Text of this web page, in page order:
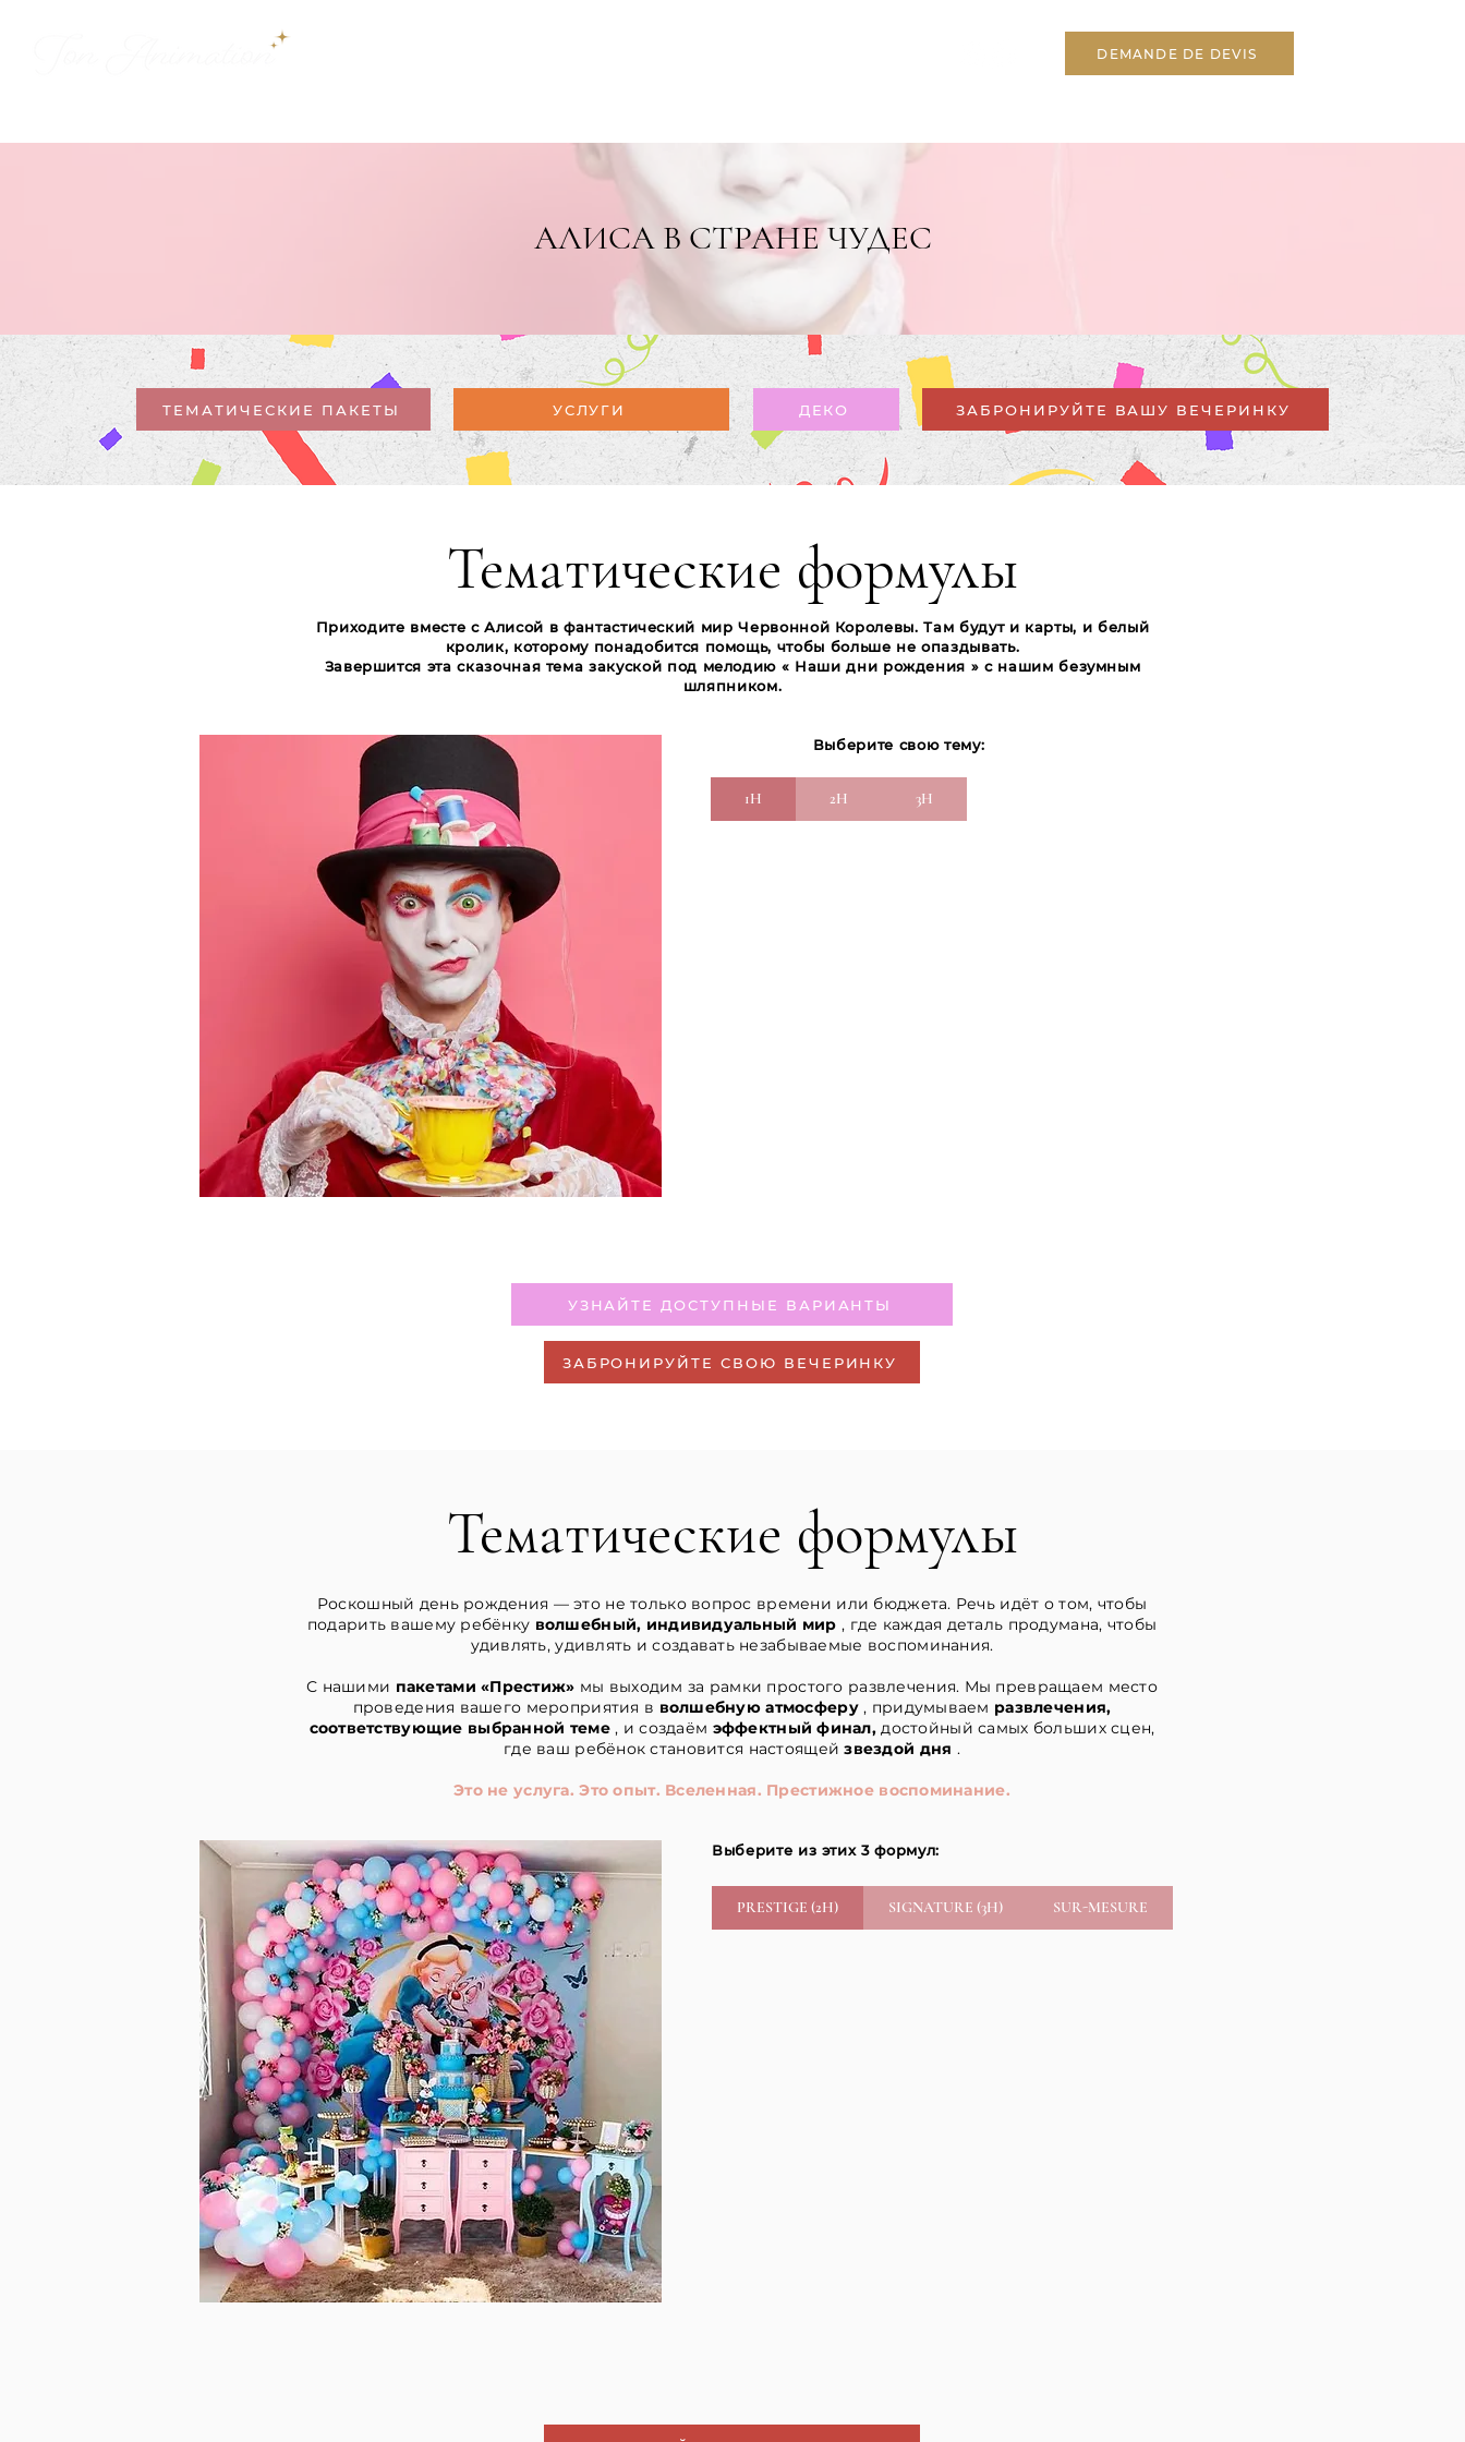
DEMANDE DE DEVIS
АЛИСА В СТРАНЕ ЧУДЕС
ТЕМАТИЧЕСКИЕ ПАКЕТЫ УСЛУГИ ДЕКО ЗАБРОНИРУЙТЕ ВАШУ ВЕЧЕРИНКУ
Тематические формулы
Приходите вместе с Алисой в фантастический мир Червонной Королевы. Там будут и карты, и белый
кролик, которому понадобится помощь, чтобы больше не опаздывать.
Завершится эта сказочная тема закуской под мелодию « Наши дни рождения » с нашим безумным
шляпником.
Выберите свою тему:
1H 2H 3H
УЗНАЙТЕ ДОСТУПНЫЕ ВАРИАНТЫ
ЗАБРОНИРУЙТЕ СВОЮ ВЕЧЕРИНКУ
Тематические формулы
Роскошный день рождения — это не только вопрос времени или бюджета. Речь идёт о том, чтобы
подарить вашему ребёнку волшебный, индивидуальный мир , где каждая деталь продумана, чтобы
удивлять, удивлять и создавать незабываемые воспоминания.
С нашими пакетами «Престиж» мы выходим за рамки простого развлечения. Мы превращаем место
проведения вашего мероприятия в волшебную атмосферу, придумываем развлечения,
соответствующие выбранной теме, и создаём эффектный финал, достойный самых больших сцен,
где ваш ребёнок становится настоящейзвездой дня .
Это не услуга. Это опыт. Вселенная. Престижное воспоминание.
Выберите из этих 3 формул:
PRESTIGE (2H) SIGNATURE (3H) SUR-MESURE